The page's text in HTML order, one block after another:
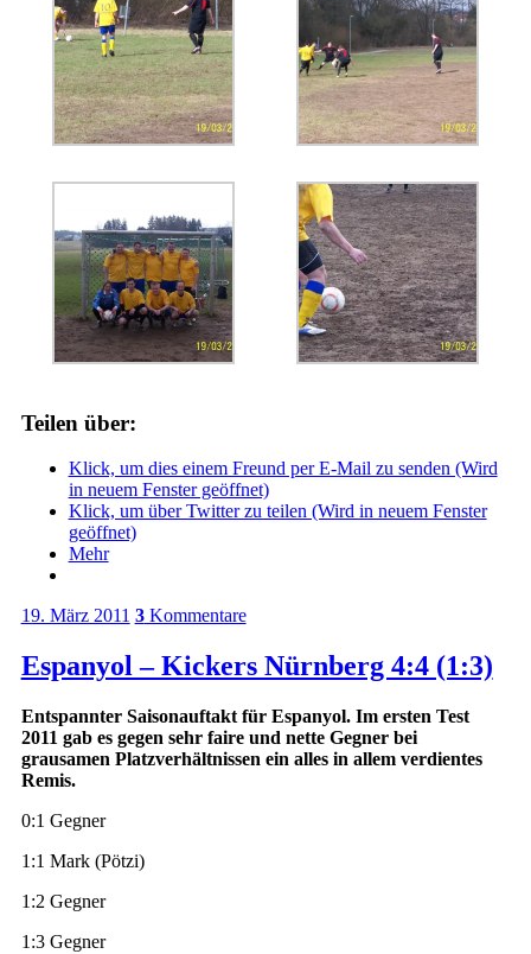
Teilen über:
Klick, um dies einem Freund per E-Mail zu senden (Wird
in neuem Fenster geöffnet)
Klick, um über Twitter zu teilen (Wird in neuem Fenster
geöffnet)
Mehr
19. März 2011 3Kommentare
Espanyol – Kickers Nürnberg 4:4 (1:3)
Entspannter Saisonauftakt für Espanyol. Im ersten Test
2011 gab es gegen sehr faire und nette Gegner bei
grausamen Platzverhältnissen ein alles in allem verdientes
Remis.
0:1 Gegner
1:1 Mark (Pötzi)
1:2 Gegner
1:3 Gegner